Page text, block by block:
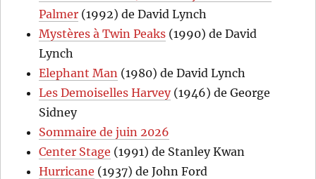
Palmer (1992) de David Lynch
Mystères à Twin Peaks (1990) de David
Lynch
Elephant Man (1980) de David Lynch
Les Demoiselles Harvey(1946) de George
Sidney
Sommaire de juin 2026
Center Stage (1991) de Stanley Kwan
Hurricane (1937) de John Ford